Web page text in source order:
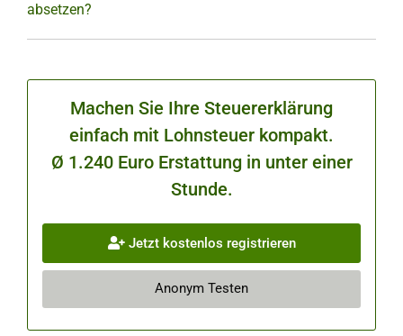
absetzen?
Machen Sie Ihre Steuererklärung
einfach mit Lohnsteuer kompakt.
Ø 1.240 Euro Erstattung in unter einer
Stunde.
Jetzt kostenlos registrieren
Anonym Testen